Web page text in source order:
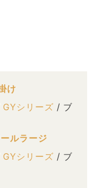
け
GYシリーズ / ブ
ルラージ
GYシリーズ / ブ